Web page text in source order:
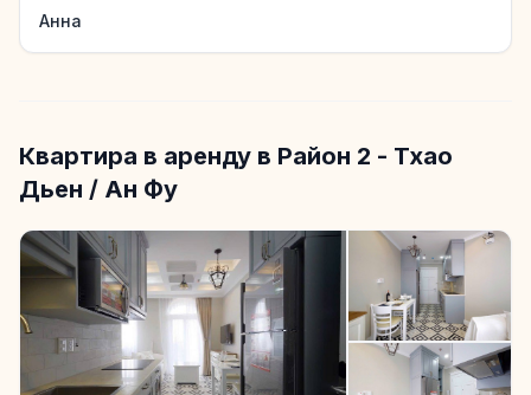
Анна
Квартира в аренду в Район 2 - Тхао
Дьен / Ан Фу